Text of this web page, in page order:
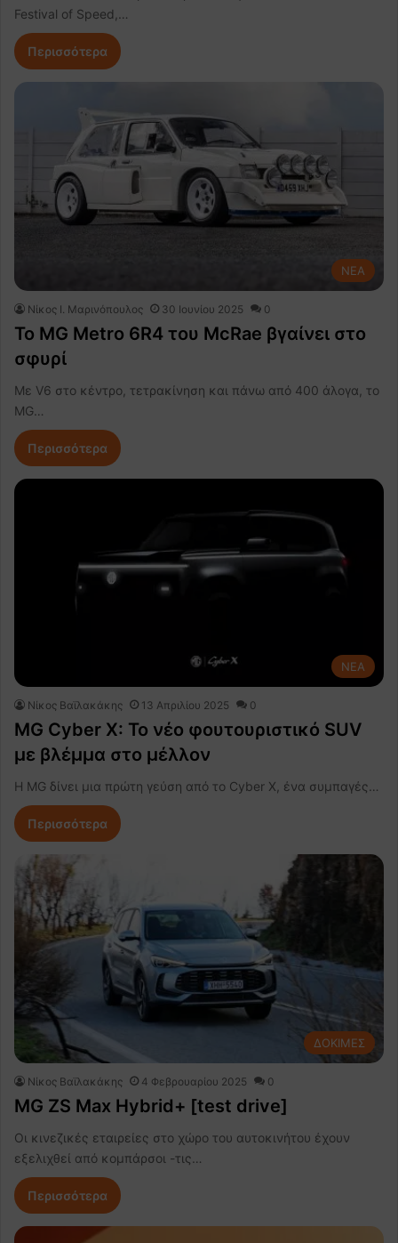
Festival of Speed,…
Περισσότερα
NEA
Nίκος Ι. Mαρινόπουλος 30 Ιουνίου 2025 0
Το MG Metro 6R4 του McRae βγαίνει στο
σφυρί
Με V6 στο κέντρο, τετρακίνηση και πάνω από 400 άλογα, το
MG…
Περισσότερα
NEA
Νίκος Βαϊλακάκης 13 Απριλίου 2025 0
MG Cyber X: Το νέο φουτουριστικό SUV
με βλέμμα στο μέλλον
Η MG δίνει μια πρώτη γεύση από το Cyber X, ένα συμπαγές…
Περισσότερα
ΔΟΚΙΜΕΣ
Νίκος Βαϊλακάκης 4 Φεβρουαρίου 2025 0
MG ZS Max Hybrid+ [test drive]
Οι κινεζικές εταιρείες στο χώρο του αυτοκινήτου έχουν
εξελιχθεί από κομπάρσοι -τις…
Περισσότερα